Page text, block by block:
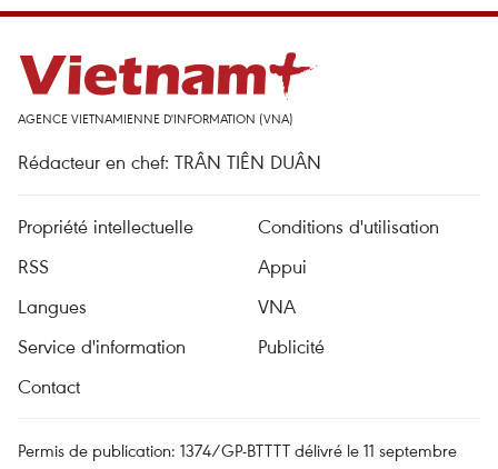
AGENCE VIETNAMIENNE D'INFORMATION (VNA)
Rédacteur en chef: TRÂN TIÊN DUÂN
Propriété intellectuelle
Conditions d'utilisation
RSS
Appui
Langues
VNA
Service d'information
Publicité
Contact
Permis de publication: 1374/GP-BTTTT délivré le 11 septembre